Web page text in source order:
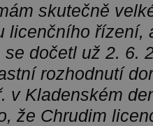
skutečně
licenčního řízení,
dočetl už 2. 6.
rozhodnutí
v Kladenském
že Chrudim